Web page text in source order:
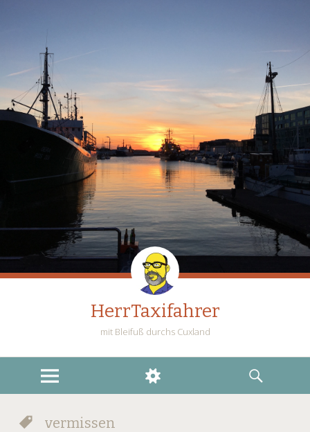
HerrTaxifahrer
mit Bleifuß durchs Cuxland
MENU
WIDGETS
SEARCH
vermissen